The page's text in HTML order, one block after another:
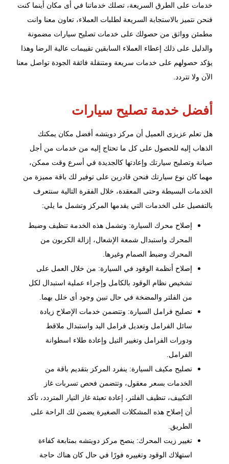
خدمات على الطرق السريعة، تصلك خدماتنا في أى مكان أينما كنت
فنحن نتميز بالاستجابة السريعة لطلبات العملاء، تعاون معنا وانت
مطمئن وواثق من حصولك على خدمات تصليح سيارات مضمونة
والدليل على ذلك إعطاء العملاء السابقين تقييمات عالية الرضا وهذا
يؤكد حصولهم على خدمات سريعة ومتنقلة فائقة الجودة تواصل معنا
الآن ولا تتردد.
أفضل خدمة تصليح سيارات
هل تعلم عزيزى العميل أن مركز دويتشه أفضل مكان يمكنك
الذهاب إليه للحصول على كل ما تحتاج إليه من خدمات من أجل
صيانة وتصليح سيارتك وإعادتها كالجديدة في أسرع وقت ممكن،
مهما كان نوع سيارتك فنحن قادرين على توفير لك باقة مميزة من
الخدمات البسيطة وحتى المعقدة، خلال الفقرة التالية سنتعرف
بالتفصيل على الخدمات التي يقدمها المركز وتشمل ما يلي:
إصلاح محرك السيارة: وتشمل هذه الخدمة تنظيف وضبط
المحرك واستبدال شمعة الإشعال، إزالة الكربون من
المحرك وضبط الصمام وغيرها.
إصلاح أنظمة الوقود في السيارة: من خلال العمل على
تشخيص نظام الوقود بالكامل وإجراء عملية استبدال لكل
من الفلتر والمضخة في حال تبين وجود أى خلل بهما.
تصليح فرامل السيارة: وتتضمن خدمات الإصلاح زيادة
سائل الفرامل وتعديل فرامل اليد واستبدال ملاقط
ودورات الفرامل وتغيير التيل وإعادة طلاء اسطوانة
الفرامل.
تصليح مكيف السيارة: ينفرد المركز بتقديم باقة من
الخدمات بسعر معقول، وتتضمن فحص تسربات غاز
التكييف، تنظيف الفلتر، إعادة تعبئة غاز التيار المتردد، تأكد
أن إصلاح هذه المشكلات الصغيرة يضمن لك الراحة على
الطريق.
تغيير زيت المحرك: ينصح مركز دويتشه بمتابعة كفاءة
استهلاك الوقود وتغييره فورًا في حال كان هناك حاجة